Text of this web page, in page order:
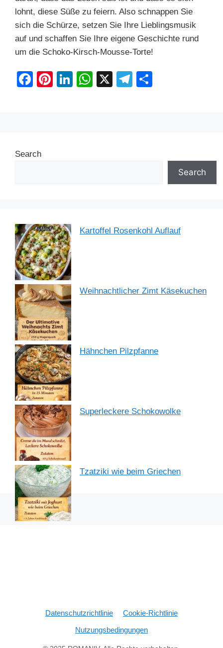
lohnt, diese Süße zu feiern. Also schnappen Sie
sich die Schürze, setzen Sie Ihre Lieblingsmusik
auf und schaffen Sie Ihre eigene Geschichte rund
um die Schoko-Kirsch-Mousse-Torte!
F
o
Pi
Li
W
X
T
Search
Search
Kartoffel Rosenkohl Auflauf
Weihnachtlicher Zimt Käsekuchen
Hähnchen Pilzpfanne
Superleckere Schokowolke
Tzatziki wie beim Griechen
Datenschutzrichtlinie
Cookie-Richtlinie
Nutzungsbedingungen